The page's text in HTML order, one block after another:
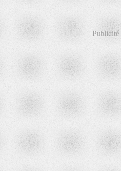
Publicité